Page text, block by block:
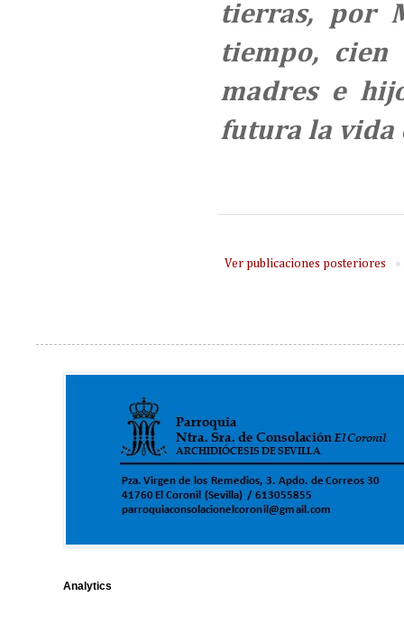
tierras, por
tiempo, cien
madres e
futura la vida
Ver publicaciones posteriores
Analytics